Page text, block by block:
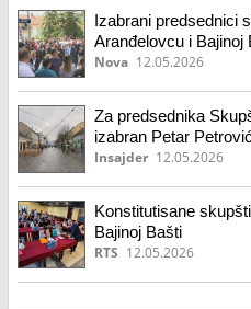
Izabrani predsednici
Aranđelovcu i Bajinoj
građana
Nova 12.05.2026
Za predsednika
izabran Petar
Insajder 12.05.2026
Konstitutisane
Bajinoj Bašti
RTS 12.05.2026